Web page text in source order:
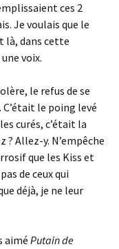
ces 2
Je voulais que le
là, dans cette
voix.
le refus de se
le poing levé
curés, c’était la
Allez-y. N’empêche
que les Kiss et
de ceux qui
déjà, je ne leur
aimé Putain de